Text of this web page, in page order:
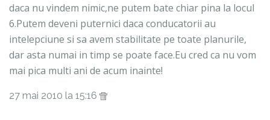
daca nu vindem nimic,ne putem bate chiar pina la locul
6.Putem deveni puternici daca conducatorii au
intelepciune si sa avem stabilitate pe toate planurile,
dar asta numai in timp se poate face.Eu cred ca nu vom
mai pica multi ani de acum inainte!
27 mai 2010 la 15:16